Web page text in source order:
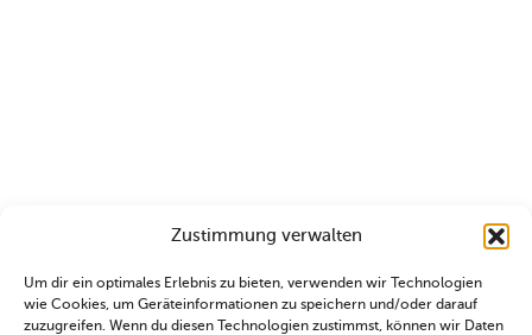
Zustimmung verwalten
Um dir ein optimales Erlebnis zu bieten, verwenden wir Technologien
wie Cookies, um Geräteinformationen zu speichern und/oder darauf
zuzugreifen. Wenn du diesen Technologien zustimmst, können wir Daten